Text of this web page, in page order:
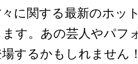
に関する最新のホッ
す。あの芸人やパフ
するかもしれません